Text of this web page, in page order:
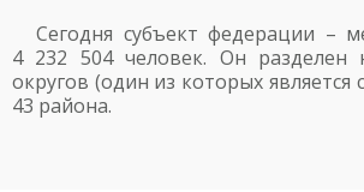
Сегодня субъект федерации –
4 232 504 человек. Он разделен
округов (один из которых
43 района.